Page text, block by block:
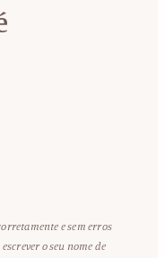
e sem erros
o seu nome de